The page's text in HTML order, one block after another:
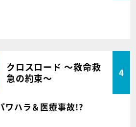
クロスロード ～救命救
急の約束～
4
ハラ＆医療事故!?